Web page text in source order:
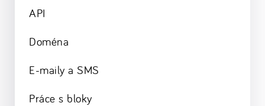
API
Doména
E-maily a SMS
Práce s bloky